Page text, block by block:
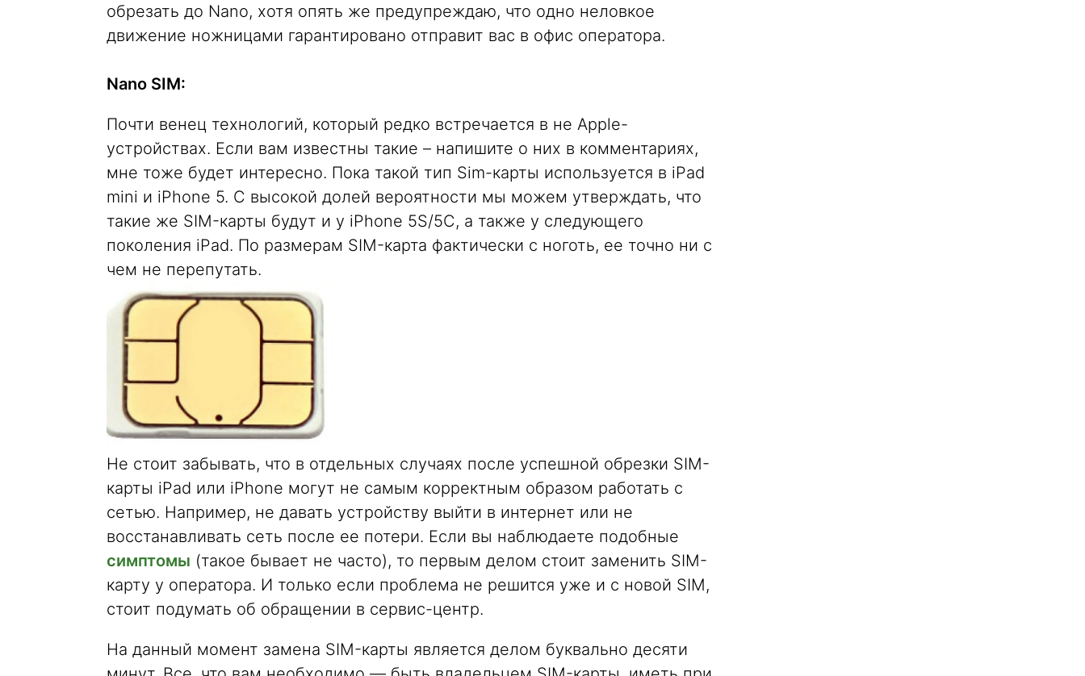
обрезать до Nano, хотя опять же предупреждаю, что одно неловкое
движение ножницами гарантировано отправит вас в офис оператора.
Nano SIM:
Почти венец технологий, который редко встречается в не Apple-
устройствах. Если вам известны такие – напишите о них в комментариях,
мне тоже будет интересно. Пока такой тип Sim-карты используется в iPad
mini и iPhone 5. C высокой долей вероятности мы можем утверждать, что
такие же SIM-карты будут и у iPhone 5S/5C, а также у следующего
поколения iPad. По размерам SIM-карта фактически с ноготь, ее точно ни с
чем не перепутать.
Не стоит забывать, что в отдельных случаях после успешной обрезки SIM-
карты iPad или iPhone могут не самым корректным образом работать с
сетью. Например, не давать устройству выйти в интернет или не
восстанавливать сеть после ее потери. Если вы наблюдаете подобные
симптомы (такое бывает не часто), то первым делом стоит заменить SIM-
карту у оператора. И только если проблема не решится уже и с новой SIM,
стоит подумать об обращении в сервис-центр.
На данный момент замена SIM-карты является делом буквально десяти